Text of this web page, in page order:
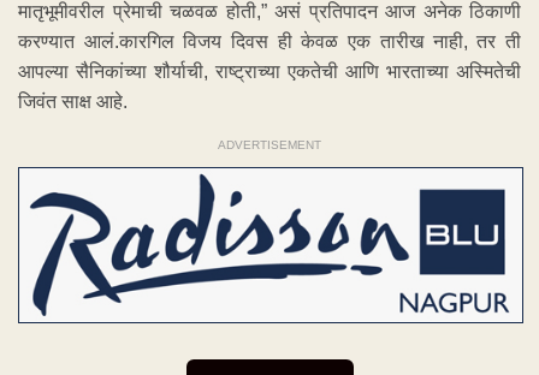
मातृभूमीवरील प्रेमाची चळवळ होती,” असं प्रतिपादन आज अनेक ठिकाणी
करण्यात आलं.कारगिल विजय दिवस ही केवळ एक तारीख नाही, तर ती
आपल्या सैनिकांच्या शौर्याची, राष्ट्राच्या एकतेची आणि भारताच्या अस्मितेची
जिवंत साक्ष आहे.
ADVERTISEMENT